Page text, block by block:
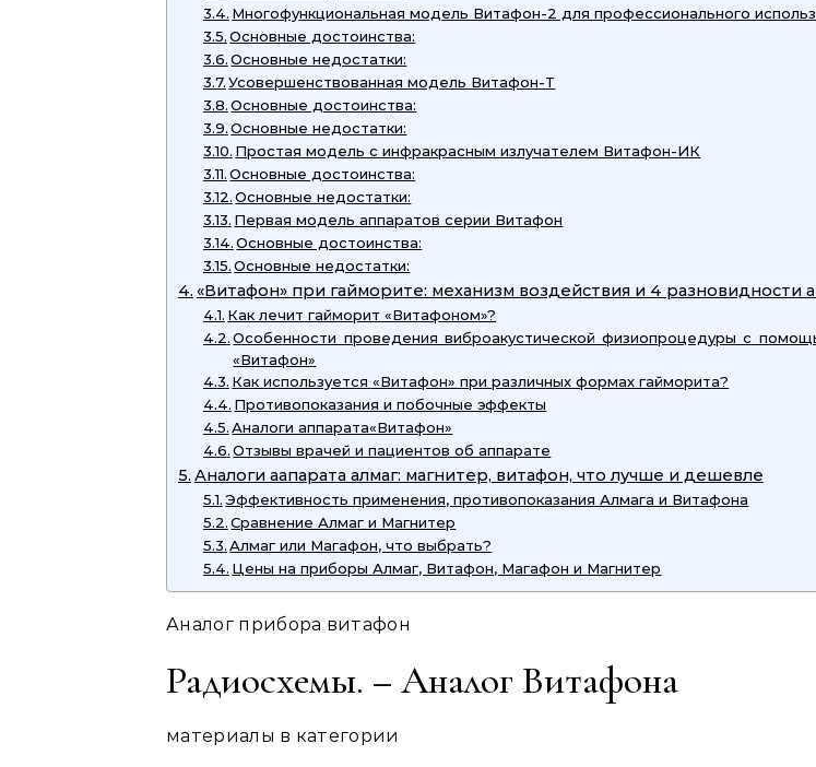
Многофункциональная модель Витафон-2 для профессионального
Основные достоинства:
Основные недостатки:
Усовершенствованная модель Витафон-Т
Основные достоинства:
Основные недостатки:
Простая модель с инфракрасным излучателем Витафон-ИК
Основные достоинства:
Основные недостатки:
Первая модель аппаратов серии Витафон
Основные достоинства:
Основные недостатки:
«Витафон» при гайморите: механизм воздействия и 4 разновидности
Как лечит гайморит «Витафоном»?
Особенности проведения виброакустической физиопроцедуры с
«Витафон»
Как используется «Витафон» при различных формах гайморита?
Противопоказания и побочные эффекты
Аналоги аппарата«Витафон»
Отзывы врачей и пациентов об аппарате
Аналоги аапарата алмаг: магнитер, витафон, что лучше и дешевле
Эффективность применения, противопоказания Алмага и Витафона
Сравнение Алмаг и Магнитер
Алмаг или Магафон, что выбрать?
Цены на приборы Алмаг, Витафон, Магафон и Магнитер
Аналог прибора витафон
Радиосхемы. – Аналог Витафона
материалы в категории